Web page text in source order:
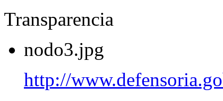
Transparencia
nodo3.jpg
http://